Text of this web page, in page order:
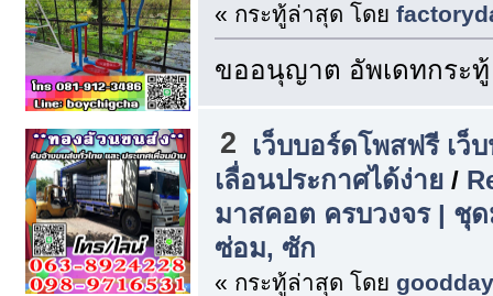
« กระทู้ล่าสุด โดย
ขออนุญาต อัพเดทกระทู้
2
เว็บบอร์ดโพสฟรี เว็
เลื่อนประกาศได้ง่าย/
มาสคอต ครบวงจร | ชุ
ซ่อม, ซัก
« กระทู้ล่าสุด โดย